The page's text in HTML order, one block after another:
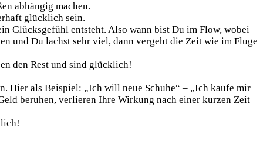
abhängig machen.
glücklich sein.
Glücksgefühl entsteht. Also wann bist Du im Flow, wobei
und Du lachst sehr viel, dann vergeht die Zeit wie im Fluge
den Rest und sind glücklich!
Hier als Beispiel: „Ich will neue Schuhe“ – „Ich kaufe mir
beruhen, verlieren Ihre Wirkung nach einer kurzen Zeit